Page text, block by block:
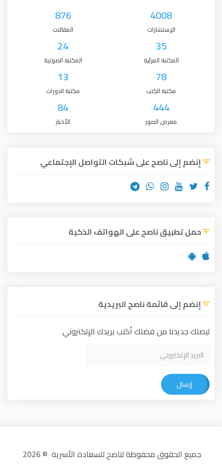
4008
الإستشارات
876
المقالات
35
المكتبة المرئية
24
المكتبة الصوتية
78
مكتبة الكتب
13
مكتبة الدورات
444
معرض الصور
84
الأخبار
إنضم إلى ناصح على شبكات التواصل الإجتماعي
حمل تطبيق ناصح على الهواتف الذكية
إنضم إلى قائمة ناصح البريدية
ليصلك جديدنا من فضلك أكتب بريدك الإلكتروني
إرسال